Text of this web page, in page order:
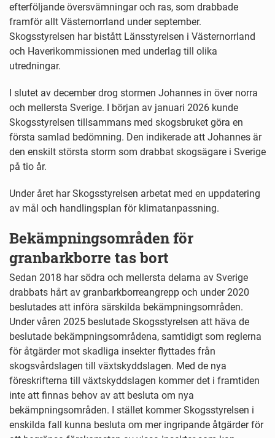
efterföljande översvämningar och ras, som drabbade
framför allt Västernorrland under september.
Skogsstyrelsen har bistått Länsstyrelsen i Västernorrland
och Haverikommissionen med underlag till olika
utredningar.
I slutet av december drog stormen Johannes in över norra
och mellersta Sverige. I början av januari 2026 kunde
Skogsstyrelsen tillsammans med skogsbruket göra en
första samlad bedömning. Den indikerade att Johannes är
den enskilt största storm som drabbat skogsägare i Sverige
på tio år.
Under året har Skogsstyrelsen arbetat med en uppdatering
av mål och handlingsplan för klimatanpassning.
Bekämpningsområden för
granbarkborre tas bort
Sedan 2018 har södra och mellersta delarna av Sverige
drabbats hårt av granbarkborreangrepp och under 2020
beslutades att införa särskilda bekämpningsområden.
Under våren 2025 beslutade Skogsstyrelsen att häva de
beslutade bekämpningsområdena, samtidigt som reglerna
för åtgärder mot skadliga insekter flyttades från
skogsvårdslagen till växtskyddslagen. Med de nya
föreskrifterna till växtskyddslagen kommer det i framtiden
inte att finnas behov av att besluta om nya
bekämpningsområden. I stället kommer Skogsstyrelsen i
enskilda fall kunna besluta om mer ingripande åtgärder för